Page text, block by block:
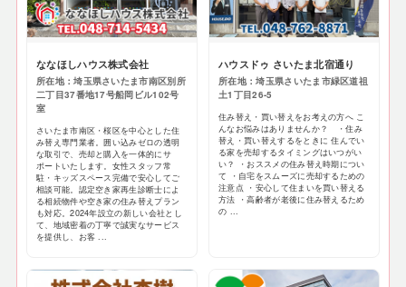
ななほしハウス株式会社
所在地：埼玉県さいたま市南区別所
二丁目37番地17号船岡ビル102号
室
さいたま市南区・桜区を中心とした住
み替え専門業者。囲い込みゼロの透明
な取引で、売却と購入を一体的にサ
ポートいたします。女性スタッフ常
駐・キッズスペース完備で安心してご
相談可能。認定空き家再生診断士によ
る相続物件や空き家の住み替えプラン
も対応。2024年設立の新しい会社とし
て、地域密着の丁寧で誠実なサービス
を提供し、お客 ...
ハウスドゥ さいたま北宿通り
所在地：埼玉県さいたま市緑区道祖
土1丁目26-5
住み替え・買い替えをお考えの方へ こ
んなお悩みはありませんか？ ・住み
替え・買い替えするをときに 住んでい
る家を売却するタイミングはいつがい
い？ ・おススメの住み替え時期につい
て ・自宅をスムーズに売却するための
注意点 ・安心して住まいを買い替える
方法 ・高齢者が老後に住み替えるため
の ...